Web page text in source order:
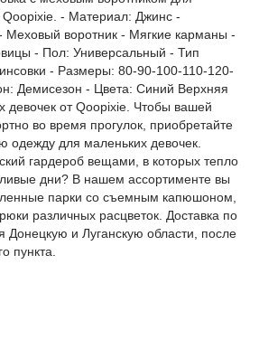
Qoopixie. - Материал: Джинс -
Меховый воротник - Мягкие карманы -
- Пол: Универсальный - Тип
- Размеры: 80-90-100-110-120-
Демисезон - Цвета: Синий Верхняя
девочек от Qoopixie. Чтобы вашей
во время прогулок, приобретайте
для маленьких девочек.
гардероб вещами, в которых тепло
дни? В нашем ассортименте вы
парки со съемным капюшоном,
различных расцветок. Доставка по
Донецкую и Луганскую области, после
пункта.